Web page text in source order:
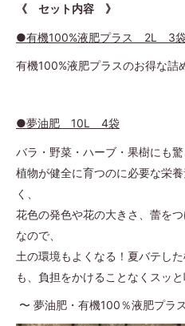
《 セット内容 》
●有機100%液肥プラス 2L 3
有機100%液肥プラスのお得な詰
●夢油肥 10L 4袋
バラ・野菜・ハーブ・果樹にも驚
植物が健全に育つのに必要な栄
く、
花色の発色や花の大きさ、蕾を
なので、
土の環境もよくなる！夏バテし
も、負担をかけることなくスッ
〜 夢油肥・有機100％液肥プラ